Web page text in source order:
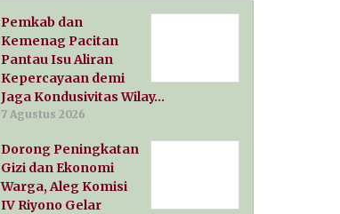
Pemkab dan
Kemenag Pacitan
Pantau Isu Aliran
Kepercayaan demi
Jaga Kondusivitas Wilay…
7 Agustus 2026
Dorong Peningkatan
Gizi dan Ekonomi
Warga, Aleg Komisi
IV Riyono Gelar